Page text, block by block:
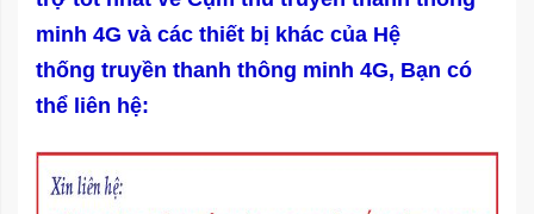
minh 4G và các thiết bị khác của Hệ
thống truyền thanh thông minh 4G, Bạn có
thể liên hệ: